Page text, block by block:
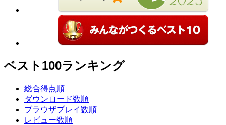
ベスト100ランキング
総合得点順
ダウンロード数順
ブラウザプレイ数順
レビュー数順